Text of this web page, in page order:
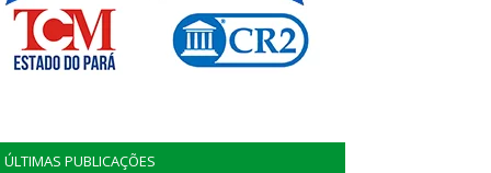
ÚLTIMAS PUBLICAÇÕES